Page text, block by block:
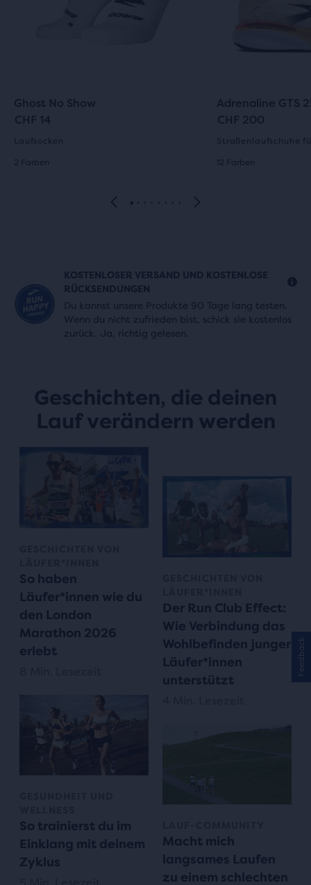
Ghost No Show
CHF 14
Laufsocken
2 Farben
Adrenaline GTS
CHF 200
Straßenlaufschuhe
12 Farben
KOSTENLOSER VERSAND UND KOSTENLOSE
RÜCKSENDUNGEN
Du kannst unsere Produkte 90 Tage lang testen.
Wenn du nicht zufrieden bist, schick sie kostenlos
zurück. Ja, richtig gelesen.
Geschichten, die deinen
Lauf verändern werden
So haben
Läufer*innen wie du
den London
Marathon 2026
erlebt
So trainierst du im
Einklang mit deinem
Zyklus
Der Run Club Effect:
Wie Verbindung das
Wohlbefinden junger
Läufer*innen
unterstützt
Macht mich
langsames Laufen
zu einem schlechten
Feedback